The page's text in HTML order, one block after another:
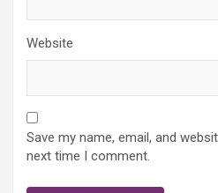
Website
Save my name, email, and
next time I comment.